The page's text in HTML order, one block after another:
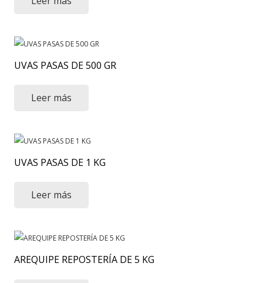
UVAS PASAS DE 500 GR
Leer más
UVAS PASAS DE 1 KG
Leer más
AREQUIPE REPOSTERÍA DE 5 KG